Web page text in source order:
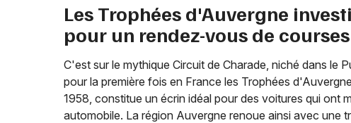
Les Trophées d'Auvergne
pour un rendez-vous de
C'est sur le mythique Circuit de Charade, niché dans le
pour la première fois en France les Trophées
1958, constitue un écrin idéal pour des voitures qui ont
automobile. La région Auvergne renoue ainsi avec une